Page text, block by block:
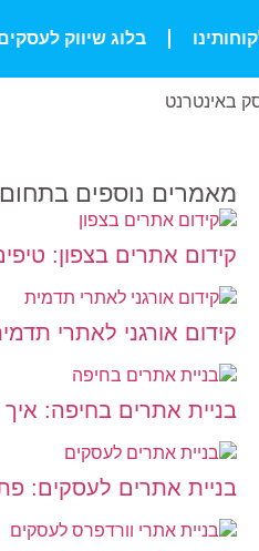
בלוג שיווק
מאמרים נוספים בתחום
קידום אתרים בצפון:
קידום אורגני לאתרי
בניית אתרים בחיפה:
בניית אתרים לעסקים: